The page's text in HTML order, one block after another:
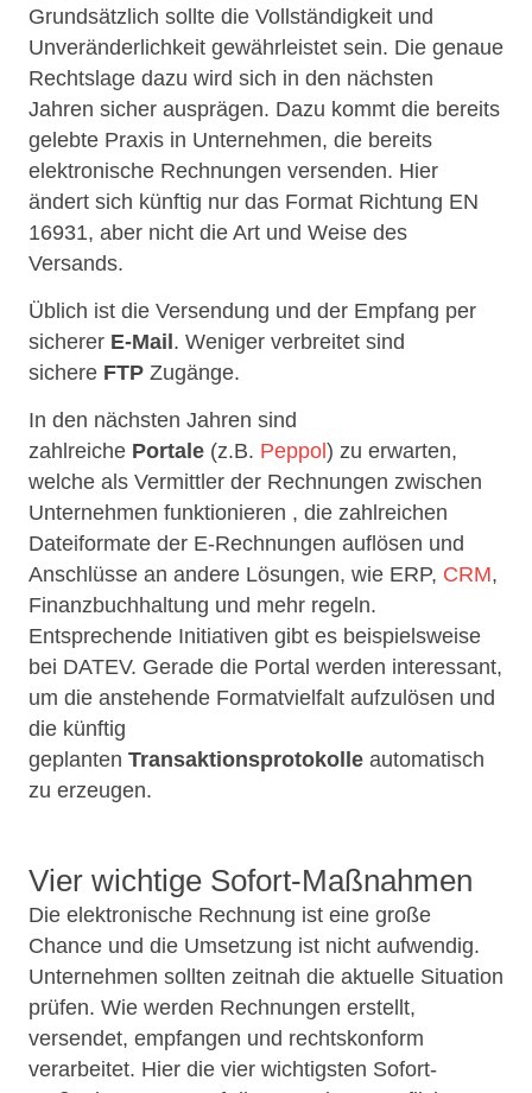
Grundsätzlich sollte die Vollständigkeit und
Unveränderlichkeit gewährleistet sein. Die genaue
Rechtslage dazu wird sich in den nächsten
Jahren sicher ausprägen. Dazu kommt die bereits
gelebte Praxis in Unternehmen, die bereits
elektronische Rechnungen versenden. Hier
ändert sich künftig nur das Format Richtung EN
16931, aber nicht die Art und Weise des
Versands.
Üblich ist die Versendung und der Empfang per
sicherer E-Mail . Weniger verbreitet sind
sichere FTP Zugänge.
In den nächsten Jahren sind
zahlreiche Portale (z.B. Peppol ) zu erwarten,
welche als Vermittler der Rechnungen zwischen
Unternehmen funktionieren , die zahlreichen
Dateiformate der E-Rechnungen auflösen und
Anschlüsse an andere Lösungen, wie ERP, CRM,
Finanzbuchhaltung und mehr regeln.
Entsprechende Initiativen gibt es beispielsweise
bei DATEV. Gerade die Portal werden interessant,
um die anstehende Formatvielfalt aufzulösen und
die künftig
geplanten Transaktionsprotokolle automatisch
zu erzeugen.
Vier wichtige Sofort-Maßnahmen
Die elektronische Rechnung ist eine große
Chance und die Umsetzung ist nicht aufwendig.
Unternehmen sollten zeitnah die aktuelle Situation
prüfen. Wie werden Rechnungen erstellt,
versendet, empfangen und rechtskonform
verarbeitet. Hier die vier wichtigsten Sofort-